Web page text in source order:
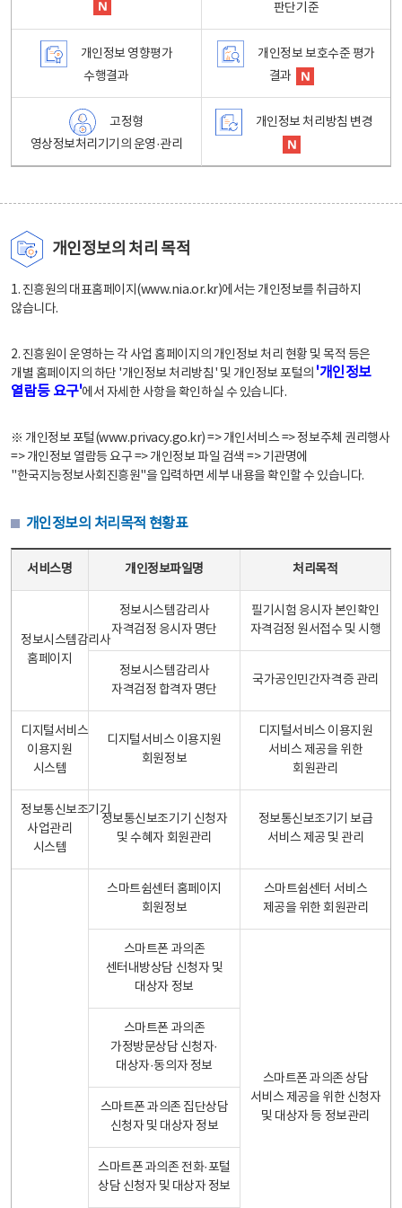
판단기준
개인정보 영향평가
수행결과
개인정보 보호수준 평가
결과
고정형
영상정보처리기기의 운영·관리
개인정보 처리방침 변경
개인정보의 처리 목적
1. 진흥원의 대표홈페이지(www.nia.or.kr)에서는 개인정보를 취급하지
않습니다.
2. 진흥원이 운영하는 각 사업 홈페이지의 개인정보 처리 현황 및 목적 등은
개별 홈페이지의 하단 '개인정보 처리방침' 및 개인정보 포털의 '개인정보
열람등 요구'에서 자세한 사항을 확인하실 수 있습니다.
※ 개인정보 포털(www.privacy.go.kr) => 개인서비스 => 정보주체 권리행사
=> 개인정보 열람등 요구 => 개인정보 파일 검색 => 기관명에
"한국지능정보사회진흥원"을 입력하면 세부 내용을 확인할 수 있습니다.
개인정보의 처리목적 현황표
서비스명 개인정보파일명 처리목적
정보시스템감리사
홈페이지
정보시스템감리사
자격검정 응시자 명단
필기시험 응시자 본인확인
자격검정 원서접수 및 시행
정보시스템감리사
자격검정 합격자 명단
국가공인민간자격증 관리
디지털서비스
이용지원
시스템
디지털서비스 이용지원
회원정보
디지털서비스 이용지원
서비스 제공을 위한
회원관리
정보통신보조기기
사업관리
시스템
정보통신보조기기 신청자
및 수혜자 회원관리
정보통신보조기기 보급
서비스 제공 및 관리
스마트쉼센터 홈페이지
회원정보
스마트쉼센터 서비스
제공을 위한 회원관리
스마트폰 과의존
센터내방상담 신청자 및
대상자 정보
스마트폰 과의존 상담
서비스 제공을 위한 신청자
및 대상자 등 정보관리
스마트폰 과의존
가정방문상담 신청자·
대상자·동의자 정보
스마트폰 과의존 집단상담
신청자 및 대상자 정보
스마트폰 과의존 전화·포털
상담 신청자 및 대상자 정보